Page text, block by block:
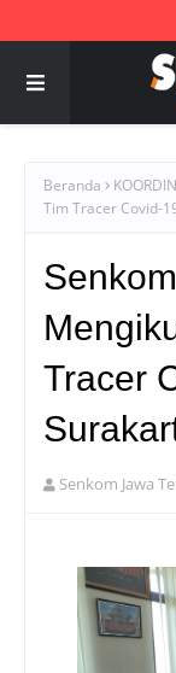
Beranda
Tim Tracer Covid-
Tracer
Senkom Jawa